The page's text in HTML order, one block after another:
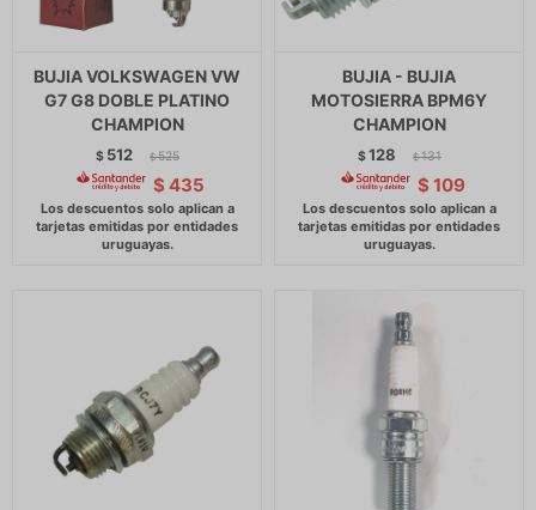
BUJIA VOLKSWAGEN VW
G7 G8 DOBLE PLATINO
CHAMPION
$ 512 $ 525
$ 435
BUJIA - BUJIA
MOTOSIERRA BPM6Y
CHAMPION
$128 $ 131
$ 109